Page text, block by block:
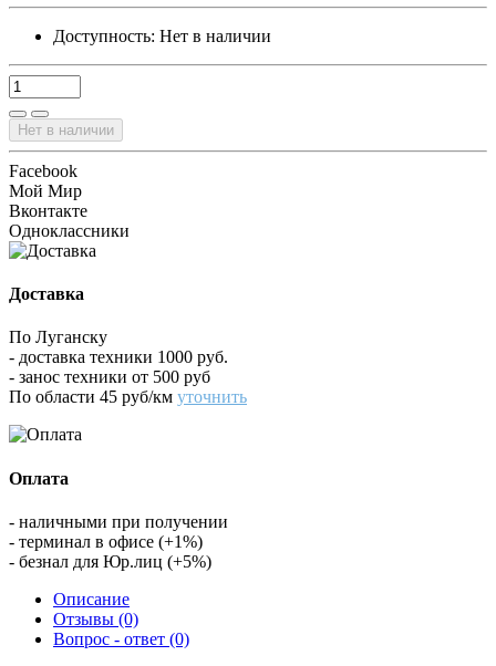
Доступность: Нет в наличии
Нет в наличии
Facebook
Мой Мир
Вконтакте
Одноклассники
Доставка
По Луганску
- доставка техники 1000 руб.
- занос техники от 500 руб
По области 45 руб/км уточнить
Оплата
- наличными при получении
- терминал в офисе (+1%)
- безнал для Юр.лиц (+5%)
Описание
Отзывы (0)
Вопрос - ответ (0)